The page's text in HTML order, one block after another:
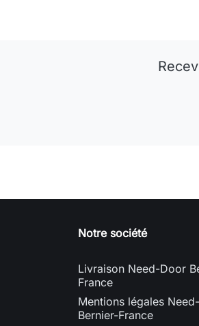
Notre société
Livraison Need-Door
France
Mentions légales
Bernier-France